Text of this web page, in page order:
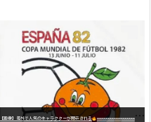
【画像】海外で人気のキャラクターが開示される wwwwwwwwwwwwwwwwwwwwwwwwwwwwwwwwwwwwwwwwwwwwwwwww